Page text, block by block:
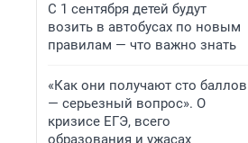
С 1 сентября детей будут
возить в автобусах по новым
правилам — что важно знать
«Как они получают сто баллов
— серьезный вопрос». О
кризисе ЕГЭ, всего
образования и ужасах